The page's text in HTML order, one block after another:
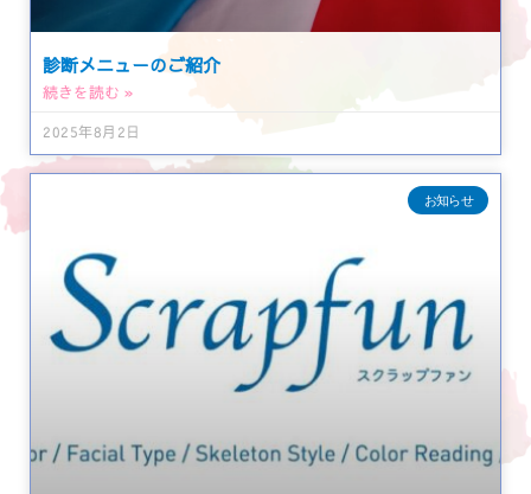
診断メニューのご紹介
続きを読む »
2025年8月2日
お知らせ